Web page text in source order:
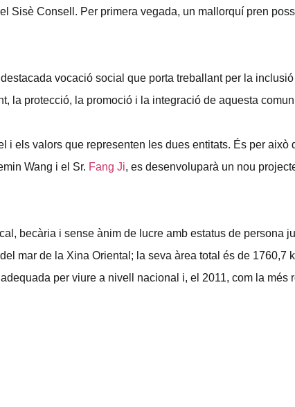
Sisè Consell. Per primera vegada, un mallorquí pren
vocació social que porta treballant per la
la protecció, la promoció i la integració de aquesta
i els valors que representen les dues entitats. És per això
Wang i el Sr. Fang Ji, es desenvoluparà un nou
becària i sense ànim de lucre amb estatus de persona
mar de la Xina Oriental; la seva àrea total és de 1760,7
per viure a nivell nacional i, el 2011, com la més